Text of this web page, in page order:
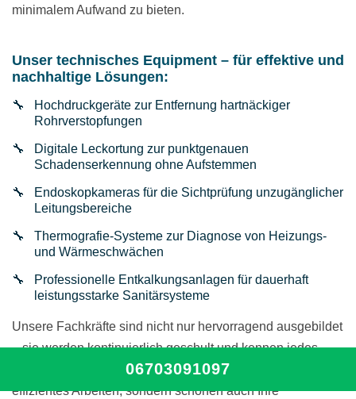
minimalem Aufwand zu bieten.
Unser technisches Equipment – für effektive und
nachhaltige Lösungen:
Hochdruckgeräte zur Entfernung hartnäckiger
Rohrverstopfungen
Digitale Leckortung zur punktgenauen
Schadenserkennung ohne Aufstemmen
Endoskopkameras für die Sichtprüfung unzugänglicher
Leitungsbereiche
Thermografie-Systeme zur Diagnose von Heizungs-
und Wärmeschwächen
Professionelle Entkalkungsanlagen für dauerhaft
leistungsstarke Sanitärsysteme
Unsere Fachkräfte sind nicht nur hervorragend ausgebildet
– sie werden kontinuierlich geschult und kennen jedes
Werkzeug bis ins Detail. So garantieren wir nicht nur
effizientes Arbeiten, sondern schonen auch Ihre
06703091097